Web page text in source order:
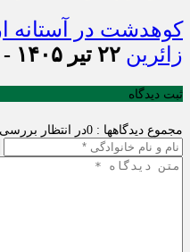
کوهدشت در آستانه
زائرین ۲۲ تیر ۱۴۰۵ - ۱:۳۱
ثبت دیدگاه
مجموع دیدگاهها : 0 در انتظار بررسی